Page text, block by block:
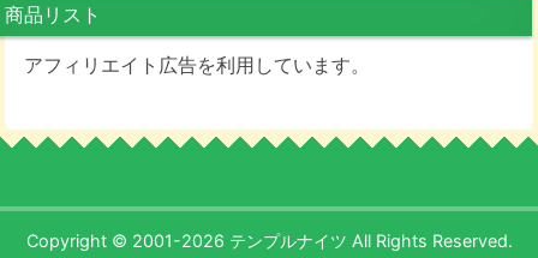
商品リスト
アフィリエイト広告を利用しています。
Copyright © 2001-2026 テンプルナイツ All Rights Reserved.